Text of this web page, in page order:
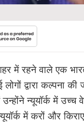
में रहने वाले एक
द्वारा कल्पना
उन्होंने न्यूयॉर्क में
में करों और